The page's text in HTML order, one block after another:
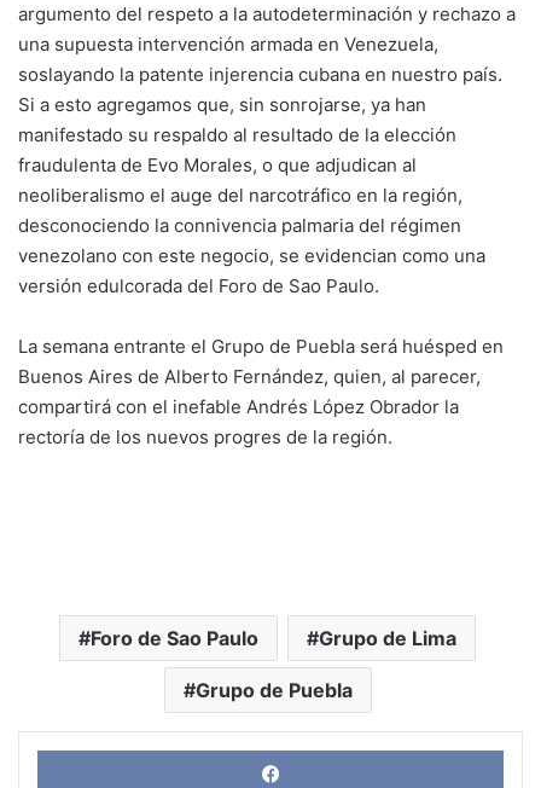
argumento del respeto a la autodeterminación y rechazo a
una supuesta intervención armada en Venezuela,
soslayando la patente injerencia cubana en nuestro país.
Si a esto agregamos que, sin sonrojarse, ya han
manifestado su respaldo al resultado de la elección
fraudulenta de Evo Morales, o que adjudican al
neoliberalismo el auge del narcotráfico en la región,
desconociendo la connivencia palmaria del régimen
venezolano con este negocio, se evidencian como una
versión edulcorada del Foro de Sao Paulo.
La semana entrante el Grupo de Puebla será huésped en
Buenos Aires de Alberto Fernández, quien, al parecer,
compartirá con el inefable Andrés López Obrador la
rectoría de los nuevos progres de la región.
Foro de Sao Paulo Grupo de Lima
Grupo de Puebla